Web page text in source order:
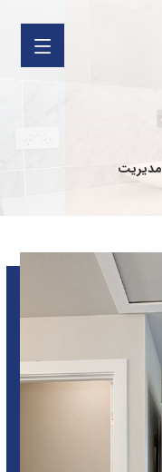
مدیریت